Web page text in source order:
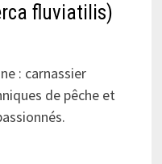
fluviatilis)
: carnassier
de pêche et